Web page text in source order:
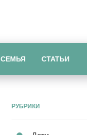
СЕМЬЯ СТАТЬИ
РУБРИКИ